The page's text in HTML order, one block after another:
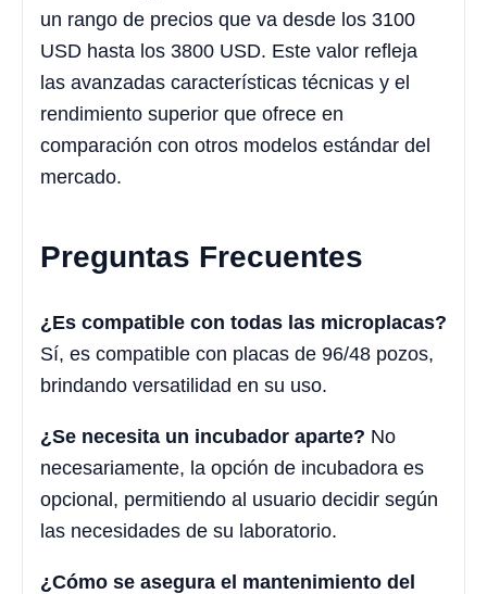
un rango de precios que va desde los 3100
USD hasta los 3800 USD. Este valor refleja
las avanzadas características técnicas y el
rendimiento superior que ofrece en
comparación con otros modelos estándar del
mercado.
Preguntas Frecuentes
¿Es compatible con todas las microplacas?
Sí, es compatible con placas de 96/48 pozos,
brindando versatilidad en su uso.
¿Se necesita un incubador aparte? No
necesariamente, la opción de incubadora es
opcional, permitiendo al usuario decidir según
las necesidades de su laboratorio.
¿Cómo se asegura el mantenimiento del